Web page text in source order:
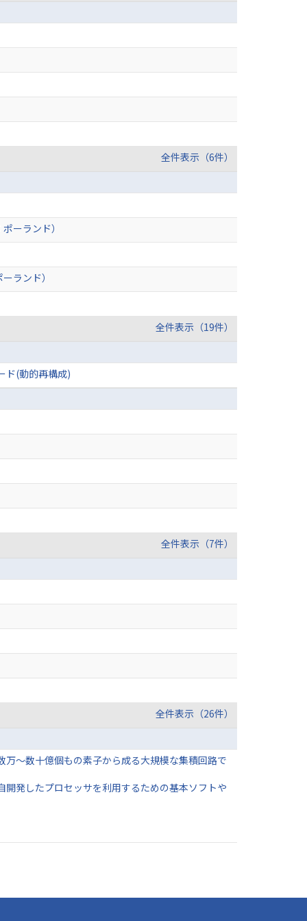
全件表示（6件）
ーランド）
ランド）
全件表示（19件）
ド(動的再構成)
全件表示（7件）
全件表示（26件）
～数十億個もの素子から成る大規模な集積回路で
発したプロセッサを利用するための基本ソフトや